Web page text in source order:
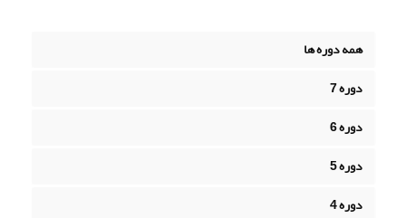
همه دوره ها
دوره 7
دوره 6
دوره 5
دوره 4